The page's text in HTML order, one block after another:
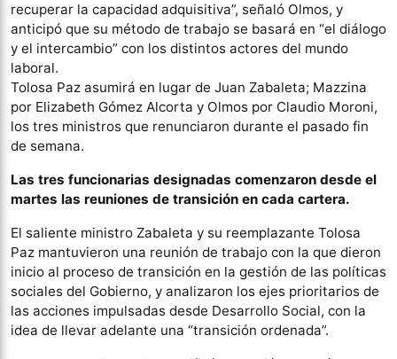
recuperar la capacidad adquisitiva”, señaló Olmos, y
anticipó que su método de trabajo se basará en “el diálogo
y el intercambio” con los distintos actores del mundo
laboral.
Tolosa Paz asumirá en lugar de Juan Zabaleta; Mazzina
por Elizabeth Gómez Alcorta y Olmos por Claudio Moroni,
los tres ministros que renunciaron durante el pasado fin
de semana.
Las tres funcionarias designadas comenzaron desde el
martes las reuniones de transición en cada cartera.
El saliente ministro Zabaleta y su reemplazante Tolosa
Paz mantuvieron una reunión de trabajo con la que dieron
inicio al proceso de transición en la gestión de las políticas
sociales del Gobierno, y analizaron los ejes prioritarios de
las acciones impulsadas desde Desarrollo Social, con la
idea de llevar adelante una “transición ordenada”.